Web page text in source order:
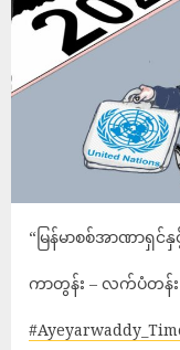
“မြန်မာစစ်အာဏာရှင်နှ
ကာတွန်း – လက်ပံတန်း